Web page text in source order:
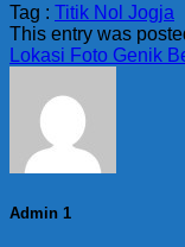
Tag : Titik Nol Jogja
This entry was
Lokasi Foto Genik
Admin 1